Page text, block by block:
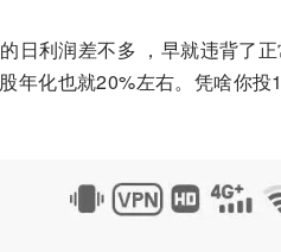
利润差不多 ，早就违背了正
年化也就20%左右。凭啥你投